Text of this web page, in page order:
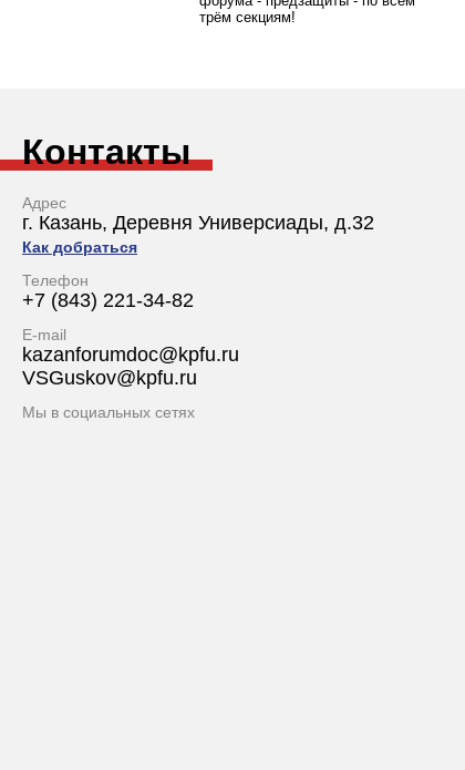
трём секциям!
Контакты
Адрес
г. Казань, Деревня Универсиады, д.32
Как добраться
Телефон
+7 (843) 221-34-82
E-mail
kazanforumdoc@kpfu.ru
VSGuskov@kpfu.ru
Мы в социальных сетях